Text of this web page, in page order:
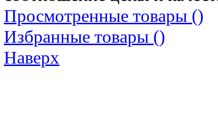
Просмотренные товары ()
Избранные товары ()
Наверх